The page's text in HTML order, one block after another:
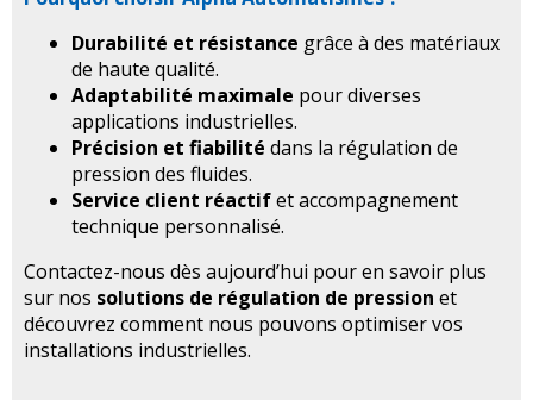
Durabilité et résistance grâce à des matériaux
de haute qualité.
Adaptabilité maximale pour diverses
applications industrielles.
Précision et fiabilité dans la régulation de
pression des fluides.
Service client réactifet accompagnement
technique personnalisé.
Contactez-nous dès aujourd’hui pour en savoir plus
sur nos solutions de régulation de pression et
découvrez comment nous pouvons optimiser vos
installations industrielles.